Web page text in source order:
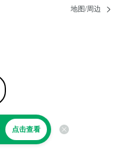
地图/周边
点击查看